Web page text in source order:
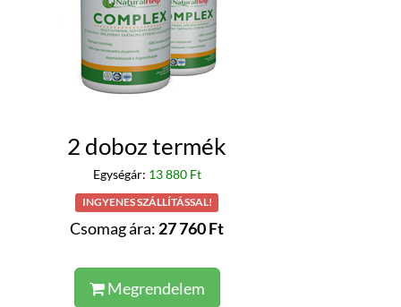
2 doboz termék
Egységár: 13 880 Ft
INGYENES SZÁLLÍTÁSSAL!
Csomag ára: 27 760 Ft
Megrendelem